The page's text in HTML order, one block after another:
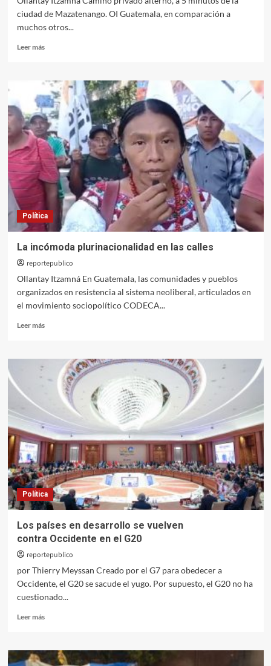
ciudad de Mazatenango. OI Guatemala, en comparación a
muchos otros...
Leer másLeer
Guatemala,
sin
caminos,
sin
suelos
Política
La incómoda plurinacionalidad en las calles
reportepublico
Ollantay Itzamná En Guatemala, las comunidades y pueblos
organizados en resistencia al sistema neoliberal, articulados en
el movimiento sociopolítico CODECA...
Leer másLeer
La
incómoda
plurinacionalidad
calles
Política
Los países en desarrollo se vuelven
contra Occidente en el G20
reportepublico
por Thierry Meyssan Creado por el G7 para obedecer a
Occidente, el G20 se sacude el yugo. Por supuesto, el G20 no ha
cuestionado...
Leer másLeer
Los
países